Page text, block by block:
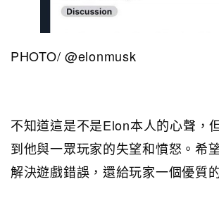
PHOTO/ @elonmusk
不知道這是不是Elon本人的心聲，
到他與一眾玩家的失望和憤怒。希
解決遊戲錯誤，還給玩家一個優質